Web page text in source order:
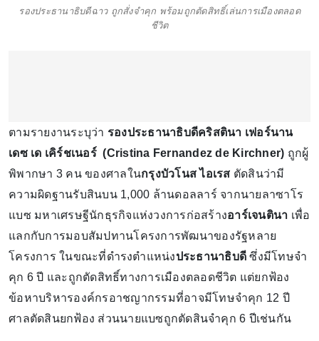
รองประธานาธิบดีฉาว ถูกสั่งจำคุก พร้อมถูกตัดสิทธิ์เล่นการเมืองตลอด
ชีวิต
ตามรายงานระบุว่า รองประธานาธิบดีคริสตินา เฟอร์นาน
เดซ เด เคิร์ชเนอร์ (Cristina Fernandez de Kirchner) ถูกผู้
พิพากษา 3 คน ของศาลในกรุงบัวโนส ไอเรส ตัดสินว่ามี
ความผิดฐานรับสินบน 1,000 ล้านดอลลาร์ จากนายลาซาโร
แบซ มหาเศรษฐีนักธุรกิจแห่งวงการก่อสร้างอาร์เจนตินา เพื่อ
แลกกับการมอบสัมปทานโครงการพัฒนาของรัฐหลาย
โครงการ ในขณะที่ดำรงตำแหน่งประธานาธิบดี ซึ่งมีโทษจำ
คุก 6 ปี และถูกตัดสิทธิ์ทางการเมืองตลอดชีวิต แต่ยกฟ้อง
ข้อหาบริหารองค์กรอาชญากรรมที่อาจมีโทษจำคุก 12 ปี
ศาลตัดสินยกฟ้อง ส่วนนายแบซถูกตัดสินจำคุก 6 ปีเช่นกัน